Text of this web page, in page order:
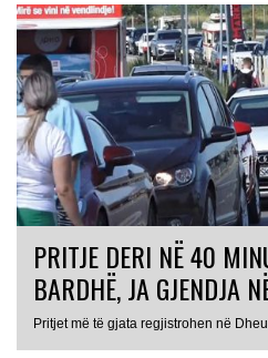
PRITJE DERI NË 40
BARDHË, JA GJENDJA
Pritjet më të gjata regjistrohen në